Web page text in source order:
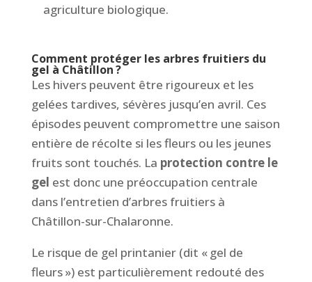
agriculture biologique.
Comment protéger les arbres fruitiers du
gel à Châtillon ?
Les hivers peuvent être rigoureux et les
gelées tardives, sévères jusqu’en avril. Ces
épisodes peuvent compromettre une saison
entière de récolte si les fleurs ou les jeunes
fruits sont touchés. La protection contre le
gel est donc une préoccupation centrale
dans l’entretien d’arbres fruitiers à
Châtillon-sur-Chalaronne.
Le risque de gel printanier (dit « gel de
fleurs ») est particulièrement redouté des